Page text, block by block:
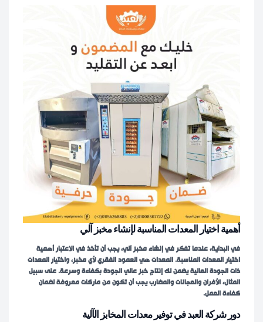
أهمية اختيار المعدات المناسبة لإنشاء مخبز آلي
في البداية، عندما تفكر في إنشاء مخبز آلي، يجب أن تأخذ في الاعتبار أهمية
اختيار المعدات المناسبة. المعدات هي العمود الفقري لأي مخبز، واختيار المعدات
ذات الجودة العالية يضمن لك إنتاج خبز عالي الجودة بكفاءة وسرعة. على سبيل
المثال، الأفران والعجانات والمضارب يجب أن تكون من ماركات معروفة لضمان
كفاءة العمل.
دور شركة العبد في توفير معدات المخابز الآلية